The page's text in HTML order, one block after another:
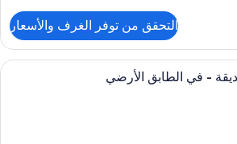
التحقق من توفر الغرف والأسعار
أغطية فراش متميزة وميني بار وخزنة
- في الطابق الأرضي